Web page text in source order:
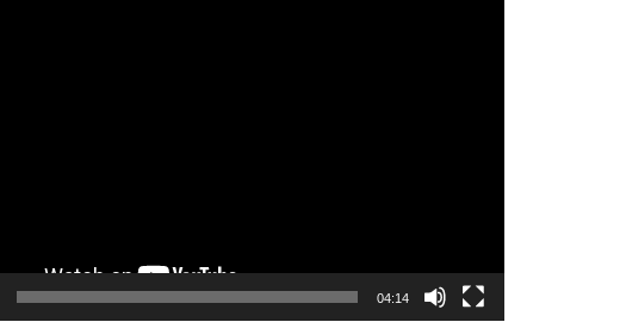
La Bohème Hotel ****
2018-08-14 tirana 04:14